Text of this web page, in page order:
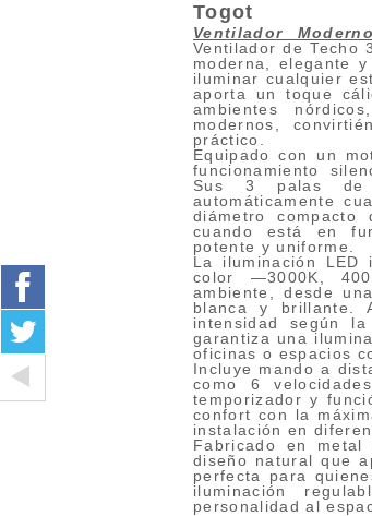
Togot
Ventilador
Ventilador de Techo
moderna, elegante
iluminar cualquier
aporta un toque
ambientes
modernos,
práctico.
Equipado con un
funcionamiento
Sus 3 palas de
automáticamente
diámetro
cuando está en
potente y uniforme.
La iluminación LED
color —3000K,
ambiente, desde
blanca y brillante.
intensidad según
garantiza una
oficinas o espacios
Incluye mando a
como 6
temporizador y
confort con la
instalación en
Fabricado en
diseño natural que
perfecta para
iluminación
personalidad al